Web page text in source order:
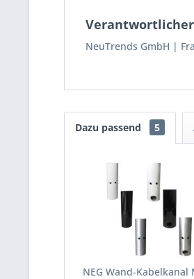
NeuTrends GmbH
Dazu passend 5
NEG Wand-Kabelkanal